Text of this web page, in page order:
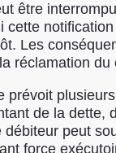
être
cette
Les
réclamation du
prévoit
de la dette,
peut
force